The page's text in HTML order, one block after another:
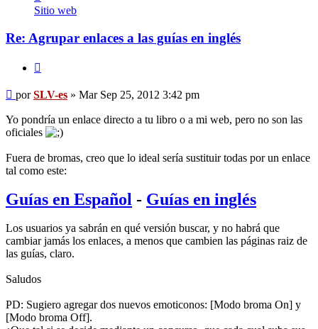
SLV-
es
Sitio web
Re: Agrupar enlaces a las guías en inglés
Mensaje
porSLV-es » Mar Sep 25, 2012 3:42 pm
Yo pondría un enlace directo a tu libro o a mi web, pero no son las
oficiales
Fuera de bromas, creo que lo ideal sería sustituir todas por un enlace
tal como este:
Guías en Español - Guías en inglés
Los usuarios ya sabrán en qué versión buscar, y no habrá que
cambiar jamás los enlaces, a menos que cambien las páginas raiz de
las guías, claro.
Saludos
PD: Sugiero agregar dos nuevos emoticonos: [Modo broma On] y
[Modo broma Off].